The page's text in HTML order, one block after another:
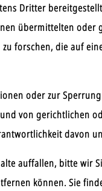
Dritter
übermittelten oder
forschen, die auf
oder zur
von gerichtlichen
davon
auffallen, bitte wir
können. Sie